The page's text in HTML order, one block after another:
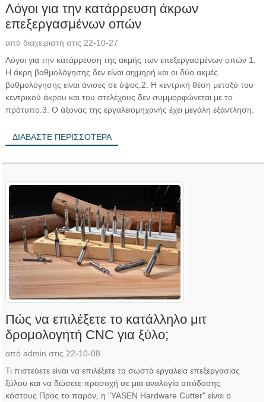
Λόγοι για την κατάρρευση άκρων
επεξεργασμένων οπών
από διαχειριστή στις 22-10-27
Λόγοι για την κατάρρευση της ακμής των επεξεργασμένων οπών 1.
Η άκρη βαθμολόγησης δεν είναι αιχμηρή και οι δύο ακμές
βαθμολόγησης είναι άνισες σε ύψος.2. Η κεντρική θέση μεταξύ του
κεντρικού άκρου και του στελέχους δεν συμμορφώνεται με το
πρότυπο.3. Ο άξονας της εργαλειομηχανής έχει μεγάλη εξάντληση.
ΔΙΑΒΆΣΤΕ ΠΕΡΙΣΣΌΤΕΡΑ
Πώς να επιλέξετε το κατάλληλο μιτ
δρομολογητή CNC για ξύλο;
από admin στις 22-10-08
Τι πιστεύετε είναι να επιλέξετε τα σωστά εργαλεία επεξεργασίας
ξύλου και να δώσετε προσοχή σε μια αναλογία απόδοσης
κόστους.Προς το παρόν, η "YASEN Hardware Cutter" είναι ο